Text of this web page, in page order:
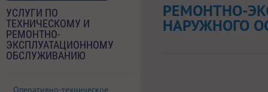
РЕМОНТНО-
НАРУЖНОГО
УСЛУГИ ПО
ТЕХНИЧЕСКОМУ И
РЕМОНТНО-
ЭКСПЛУАТАЦИОННОМУ
ОБСЛУЖИВАНИЮ
Оперативно-техническое